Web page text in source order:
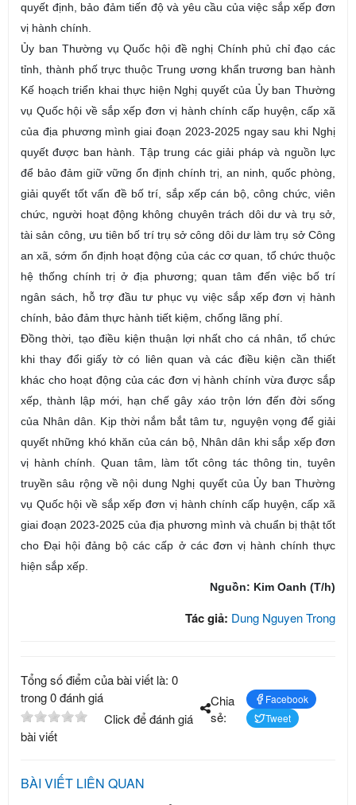
quyết định, bảo đảm tiến độ và yêu cầu của việc sắp xếp đơn
vị hành chính.
Ủy ban Thường vụ Quốc hội đề nghị Chính phủ chỉ đạo các
tỉnh, thành phố trực thuộc Trung ương khẩn trương ban hành
Kế hoạch triển khai thực hiện Nghị quyết của Ủy ban Thường
vụ Quốc hội về sắp xếp đơn vị hành chính cấp huyện, cấp xã
của địa phương mình giai đoạn 2023-2025 ngay sau khi Nghị
quyết được ban hành. Tập trung các giải pháp và nguồn lực
để bảo đảm giữ vững ổn định chính trị, an ninh, quốc phòng,
giải quyết tốt vấn đề bố trí, sắp xếp cán bộ, công chức, viên
chức, người hoạt động không chuyên trách dôi dư và trụ sở,
tài sản công, ưu tiên bố trí trụ sở công dôi dư làm trụ sở Công
an xã, sớm ổn định hoạt động của các cơ quan, tổ chức thuộc
hệ thống chính trị ở địa phương; quan tâm đến việc bố trí
ngân sách, hỗ trợ đầu tư phục vụ việc sắp xếp đơn vị hành
chính, bảo đảm thực hành tiết kiệm, chống lãng phí.
Đồng thời, tạo điều kiện thuận lợi nhất cho cá nhân, tổ chức
khi thay đổi giấy tờ có liên quan và các điều kiện cần thiết
khác cho hoạt động của các đơn vị hành chính vừa được sắp
xếp, thành lập mới, hạn chế gây xáo trộn lớn đến đời sống
của Nhân dân. Kịp thời nắm bắt tâm tư, nguyện vọng để giải
quyết những khó khăn của cán bộ, Nhân dân khi sắp xếp đơn
vị hành chính. Quan tâm, làm tốt công tác thông tin, tuyên
truyền sâu rộng về nội dung Nghị quyết của Ủy ban Thường
vụ Quốc hội về sắp xếp đơn vị hành chính cấp huyện, cấp xã
giai đoạn 2023-2025 của địa phương mình và chuẩn bị thật tốt
cho Đại hội đảng bộ các cấp ở các đơn vị hành chính thực
hiện sắp xếp.
Nguồn: Kim Oanh (T/h)
Tác giả: Dung Nguyen Trong
Tổng số điểm của bài viết là: 0
trong 0 đánh giá
Click để đánh giá
bài viết
Chia
sẻ:
Facebook
Tweet
BÀI VIẾT LIÊN QUAN